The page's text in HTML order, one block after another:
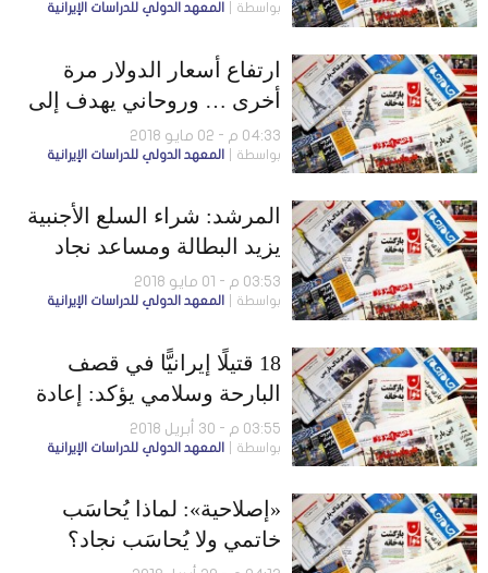
تخفض عدد رحلاتها إلى إيران
بواسطة المعهد الدولي للدراسات الإيرانية
ارتفاع أسعار الدولار مرة
أخرى … وروحاني يهدف إلى
تبرئة نفسه من خلال انتقاده
وزراءه
04:33 م - 02 مايو 2018
بواسطة المعهد الدولي للدراسات الإيرانية
المرشد: شراء السلع الأجنبية
يزيد البطالة ومساعد نجاد
على وشك الموت
03:53 م - 01 مايو 2018
بواسطة المعهد الدولي للدراسات الإيرانية
18 قتيلًا إيرانيًّا في قصف
البارحة وسلامي يؤكد: إعادة
العقوبات لن تُربِك نظامنا
03:55 م - 30 أبريل 2018
بواسطة المعهد الدولي للدراسات الإيرانية
«إصلاحية»: لماذا يُحاسَب
خاتمي ولا يُحاسَب نجاد؟